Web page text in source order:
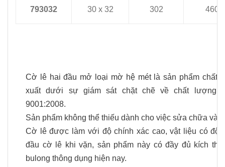
793032 30 x 32 302 460
Cờ lê hai đầu mở loại mờ hệ métlà sản phẩm chất
xuất dưới sự giám sát chặt chẽ về chất lượng
9001:2008.
Sản phẩm không thể thiếu dành cho việc sửa chữa và
Cờ lêđược làm với độ chính xác cao, vật liệu có độ
đầu cờ lê khi vặn, sản phẩm này có đầy đủ kích
bulong thông dụng hiện nay.